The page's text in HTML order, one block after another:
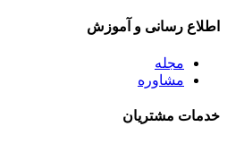
اطلاع رسانی و آموزش
مجله
مشاوره
خدمات مشتریان